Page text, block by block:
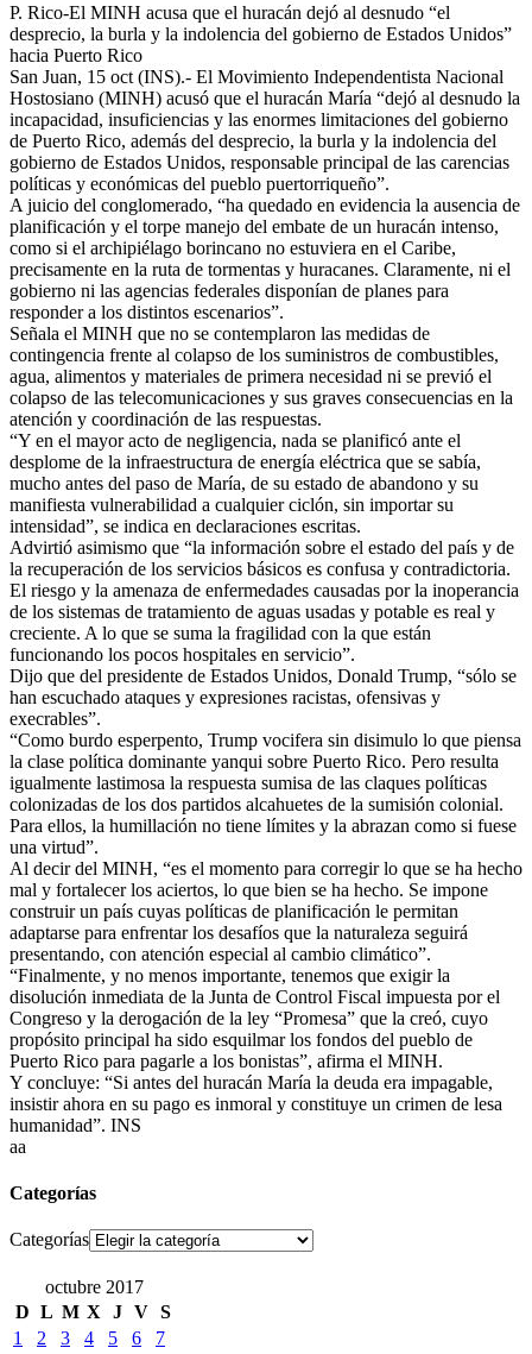
P. Rico-El MINH acusa que el huracán dejó al desnudo “el
desprecio, la burla y la indolencia del gobierno de Estados Unidos”
hacia Puerto Rico
San Juan, 15 oct (INS).- El Movimiento Independentista Nacional
Hostosiano (MINH) acusó que el huracán María “dejó al desnudo la
incapacidad, insuficiencias y las enormes limitaciones del gobierno
de Puerto Rico, además del desprecio, la burla y la indolencia del
gobierno de Estados Unidos, responsable principal de las carencias
políticas y económicas del pueblo puertorriqueño”.
A juicio del conglomerado, “ha quedado en evidencia la ausencia de
planificación y el torpe manejo del embate de un huracán intenso,
como si el archipiélago borincano no estuviera en el Caribe,
precisamente en la ruta de tormentas y huracanes. Claramente, ni el
gobierno ni las agencias federales disponían de planes para
responder a los distintos escenarios”.
Señala el MINH que no se contemplaron las medidas de
contingencia frente al colapso de los suministros de combustibles,
agua, alimentos y materiales de primera necesidad ni se previó el
colapso de las telecomunicaciones y sus graves consecuencias en la
atención y coordinación de las respuestas.
“Y en el mayor acto de negligencia, nada se planificó ante el
desplome de la infraestructura de energía eléctrica que se sabía,
mucho antes del paso de María, de su estado de abandono y su
manifiesta vulnerabilidad a cualquier ciclón, sin importar su
intensidad”, se indica en declaraciones escritas.
Advirtió asimismo que “la información sobre el estado del país y de
la recuperación de los servicios básicos es confusa y contradictoria.
El riesgo y la amenaza de enfermedades causadas por la inoperancia
de los sistemas de tratamiento de aguas usadas y potable es real y
creciente. A lo que se suma la fragilidad con la que están
funcionando los pocos hospitales en servicio”.
Dijo que del presidente de Estados Unidos, Donald Trump, “sólo se
han escuchado ataques y expresiones racistas, ofensivas y
execrables”.
“Como burdo esperpento, Trump vocifera sin disimulo lo que piensa
la clase política dominante yanqui sobre Puerto Rico. Pero resulta
igualmente lastimosa la respuesta sumisa de las claques políticas
colonizadas de los dos partidos alcahuetes de la sumisión colonial.
Para ellos, la humillación no tiene límites y la abrazan como si fuese
una virtud”.
Al decir del MINH, “es el momento para corregir lo que se ha hecho
mal y fortalecer los aciertos, lo que bien se ha hecho. Se impone
construir un país cuyas políticas de planificación le permitan
adaptarse para enfrentar los desafíos que la naturaleza seguirá
presentando, con atención especial al cambio climático”.
“Finalmente, y no menos importante, tenemos que exigir la
disolución inmediata de la Junta de Control Fiscal impuesta por el
Congreso y la derogación de la ley “Promesa” que la creó, cuyo
propósito principal ha sido esquilmar los fondos del pueblo de
Puerto Rico para pagarle a los bonistas”, afirma el MINH.
Y concluye: “Si antes del huracán María la deuda era impagable,
insistir ahora en su pago es inmoral y constituye un crimen de lesa
humanidad”. INS
aa
Categorías
Categorías
octubre 2017
D L M X J V S
1
2 3 4 5 6
7